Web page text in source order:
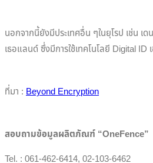
นอกจากนี้ยังมีประเทศอื่น ๆในยุโรป เช่น เด
เธอแลนด์ ซึ่งมีการใช้เทคโนโลยี Digital ID
ที่มา : Beyond Encryption
สอบถามข้อมูลผลิตภัณฑ์ “OneFence”
Tel. : 061-462-6414, 02-103-6462